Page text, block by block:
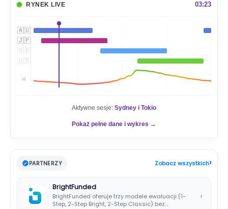
RYNEK LIVE 03:23
🇦🇺
🇯🇵
🇬🇧
🇺🇸
📊
Aktywne sesje: Sydney i Tokio
Pokaż pełne dane i wykres →
PARTNERZY Zobacz wszystkich›
BrightFunded
BrightFunded oferuje trzy modele ewaluacji (1-
Step, 2-Step Bright, 2-Step Classic) bez
›